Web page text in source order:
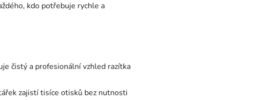
kdo potřebuje rychle a
čistý a profesionální vzhled razítka
zajistí tisíce otisků bez nutnosti